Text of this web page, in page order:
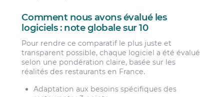
Comment nous avons évalué les
logiciels : note globale sur 10
Pour rendre ce comparatif le plus juste et
transparent possible, chaque logiciel a été évalué
selon une pondération claire, basée sur les
réalités des restaurants en France.
Adaptation aux besoins spécifiques des